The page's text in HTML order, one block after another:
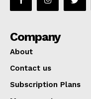
Company
About
Contact us
Subscription Plans